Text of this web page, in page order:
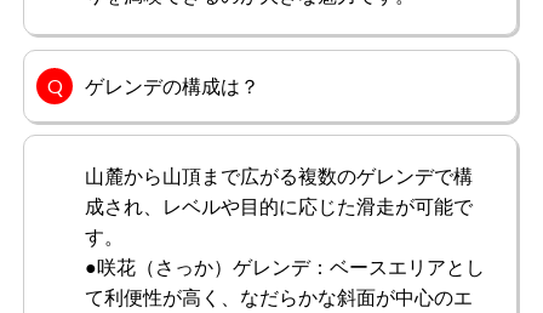
い景色を見渡せる素晴らしいロケーションですね。本当に
美しく感動的なスキー場です。
野山さん男性/60代
総合評価
長野県の山々が大好きです。そのためスキー場も群馬か長
ゲレンデの構成は？
山麓から山頂まで広がる複数のゲレンデで構
成され、レベルや目的に応じた滑走が可能で
す。
●咲花（さっか）ゲレンデ：ベースエリアとし
て利便性が高く、なだらかな斜面が中心のエ